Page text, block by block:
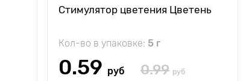
Стимулятор цветения Цветень
Кол-во в упаковке: 5 г
0.59 руб 0.99 руб